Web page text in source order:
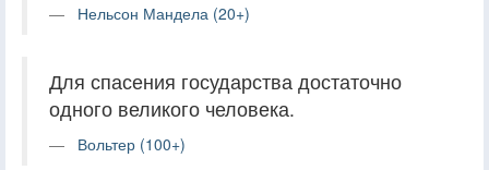
Нельсон Мандела (20+)
Для спасения государства достаточно
одного великого человека.
Вольтер (100+)